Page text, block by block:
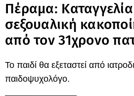
Πέραμα: Καταγγελία
σεξουαλική
από τον 31χρονο
Το παιδί θα εξεταστεί από
παιδοψυχολόγο.